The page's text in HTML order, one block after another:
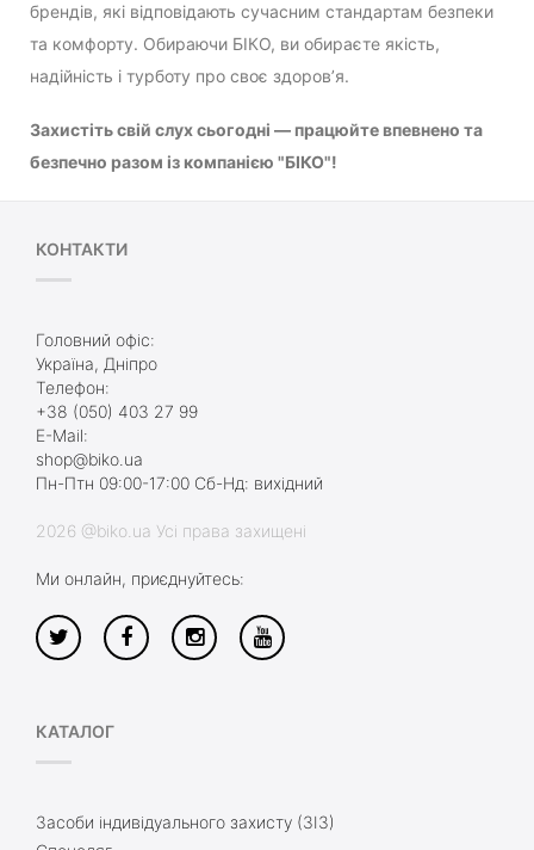
брендів, які відповідають сучасним стандартам безпеки
та комфорту. Обираючи БІКО, ви обираєте якість,
надійність і турботу про своє здоров’я.
Захистіть свій слух сьогодні — працюйте впевнено та
безпечно разом із компанією "БІКО"!
КОНТАКТИ
Головний офіс:
Україна, Дніпро
Телефон:
+38 (050) 403 27 99
E-Mail:
shop@biko.ua
Пн-Птн 09:00-17:00 Сб-Нд: вихідний
2026 @biko.ua Усі права захищені
Ми онлайн, приєднуйтесь:
КАТАЛОГ
Засоби індивідуального захисту (ЗІЗ)